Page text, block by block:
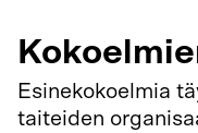
Esinekokoelmia
taiteiden